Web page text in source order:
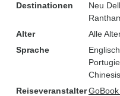
Destinationen
Neu
Alter
Alle
Sprache
Reiseveranstalter